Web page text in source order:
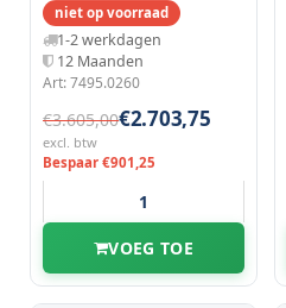
niet op voorraad
1-2 werkdagen
12 Maanden
Art: 7495.0260
€3.605,00€2.703,75
excl. btw
Bespaar €901,25
VOEG TOE